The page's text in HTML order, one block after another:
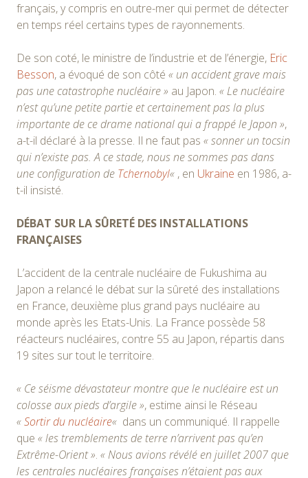
français, y compris en outre-mer qui permet de détecter
en temps réel certains types de rayonnements.
De son coté, le ministre de l’industrie et de l’énergie, Eric
Besson, a évoqué de son côté « un accident grave mais
pas une catastrophe nucléaire » au Japon. « Le nucléaire
n’est qu’une petite partie et certainement pas la plus
importante de ce drame national qui a frappé le Japon »,
a-t-il déclaré à la presse. Il ne faut pas « sonner un tocsin
qui n’existe pas. A ce stade, nous ne sommes pas dans
une configuration de Tchernobyl« , en Ukraine en 1986, a-
t-il insisté.
DÉBAT SUR LA SÛRETÉ DES INSTALLATIONS
FRANÇAISES
L’accident de la centrale nucléaire de Fukushima au
Japon a relancé le débat sur la sûreté des installations
en France, deuxième plus grand pays nucléaire au
monde après les Etats-Unis. La France possède 58
réacteurs nucléaires, contre 55 au Japon, répartis dans
19 sites sur tout le territoire.
« Ce séisme dévastateur montre que le nucléaire est un
colosse aux pieds d’argile », estime ainsi le Réseau
«Sortir du nucléaire« dans un communiqué. Il rappelle
que « les tremblements de terre n’arrivent pas qu’en
Extrême-Orient ». « Nous avions révélé en juillet 2007 que
les centrales nucléaires françaises n’étaient pas aux